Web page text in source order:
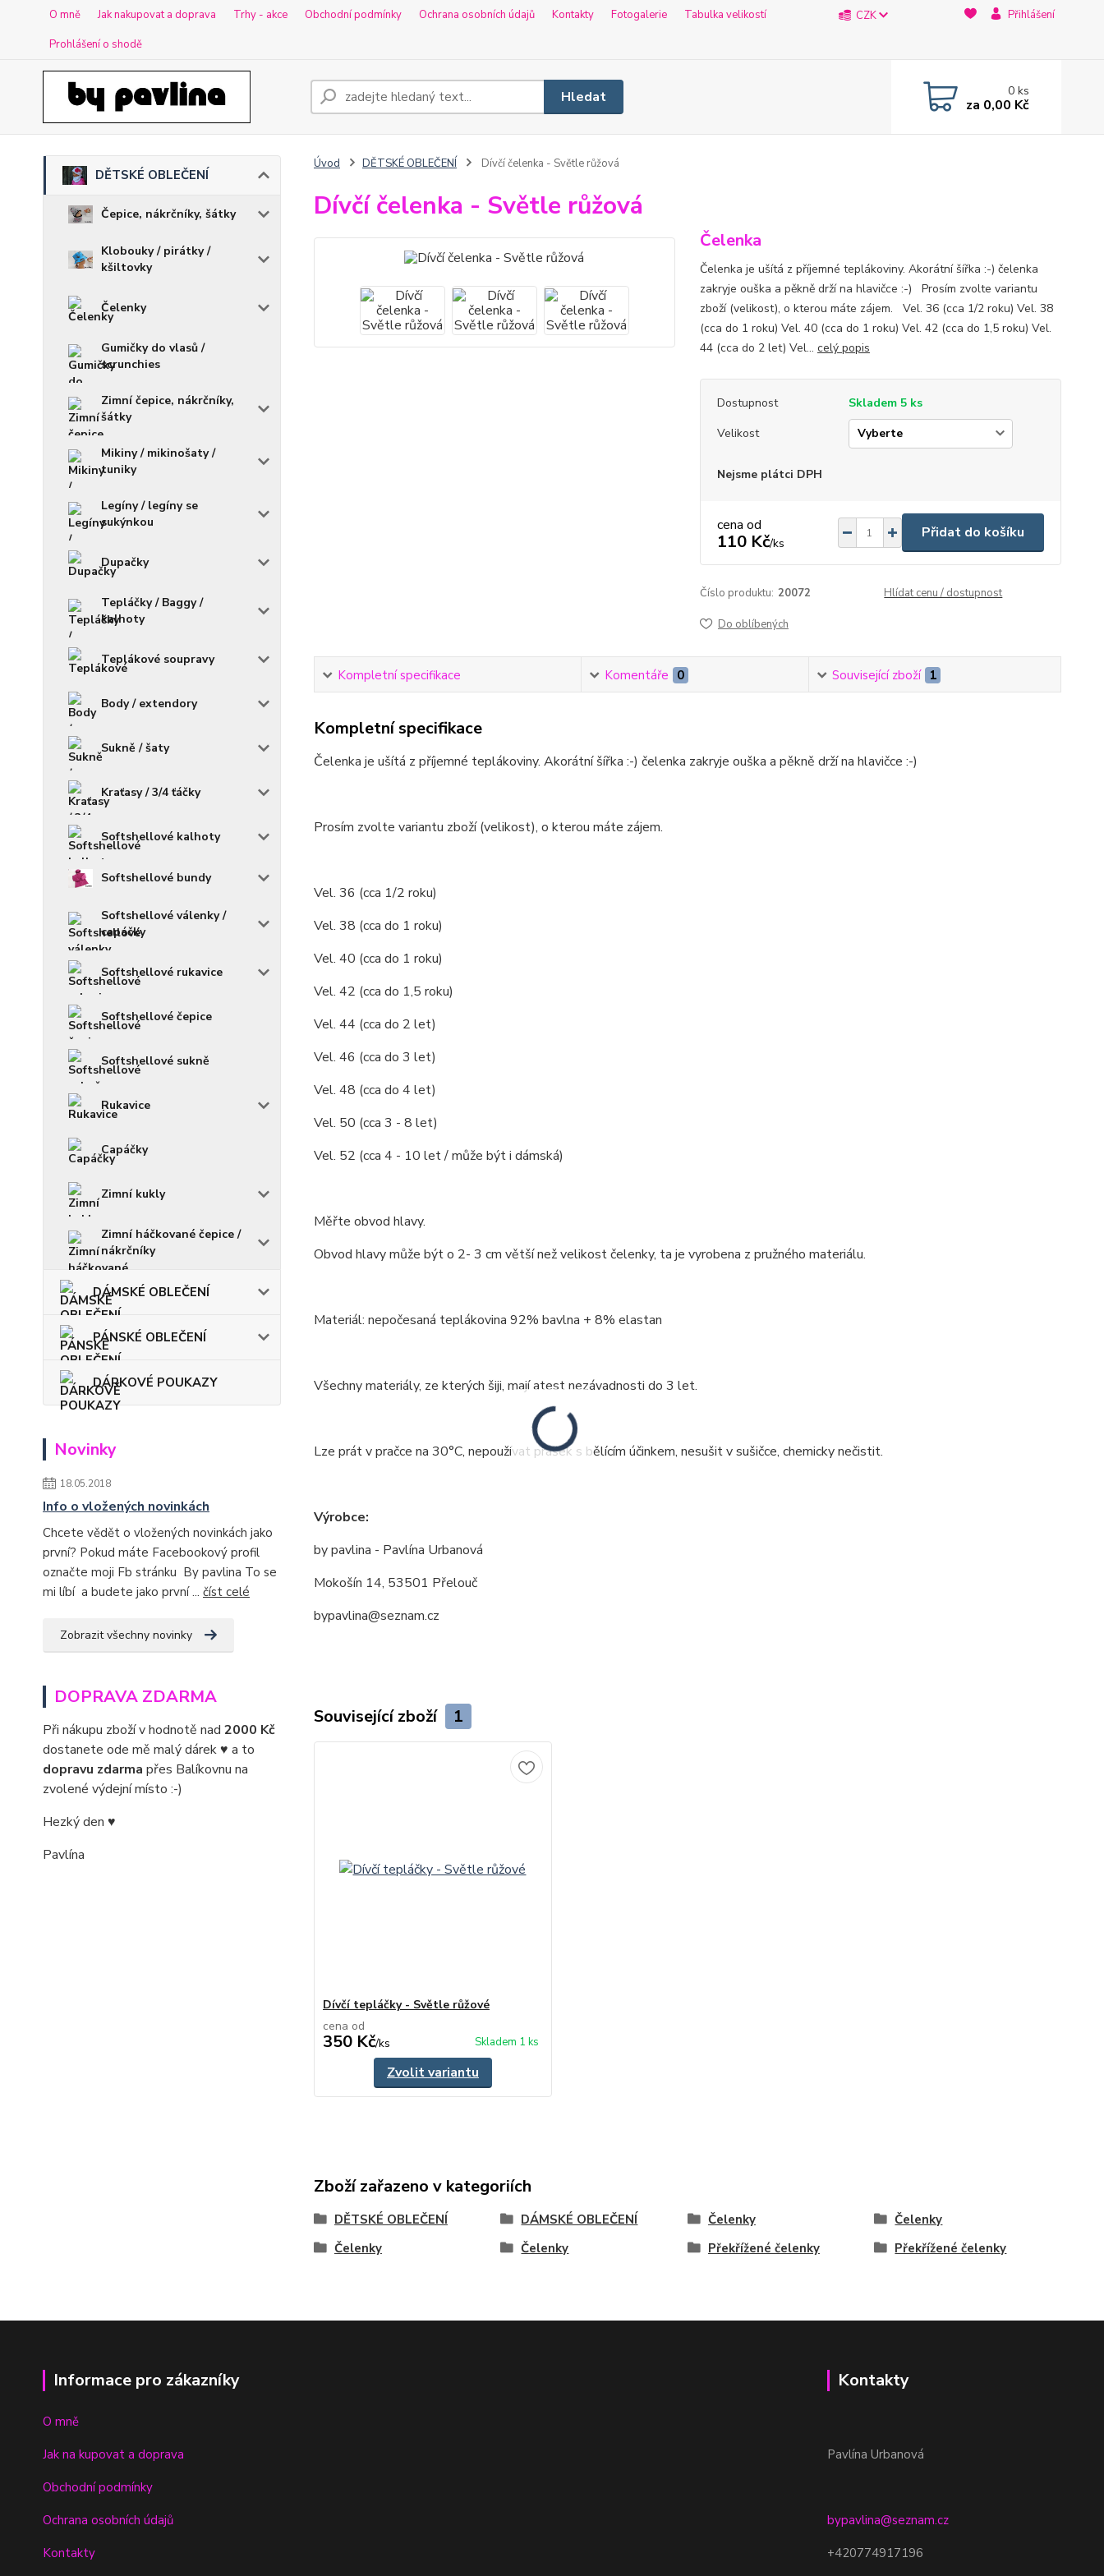
O mně Jak nakupovat a doprava Trhy - akce Obchodní podmínky Ochrana osobních údajů Kontakty Fotogalerie
Tabulka velikostí
Prohlášení o shodě
CZK Přihlášení
Hledat 0ks
za 0,00 Kč
DĚTSKÉ OBLEČENÍ
Čepice, nákrčníky, šátky
Klobouky / pirátky /
kšiltovky
Čelenky
Gumičky do vlasů /
scrunchies
Zimní čepice, nákrčníky,
šátky
Mikiny / mikinošaty /
tuniky
Legíny / legíny se
sukýnkou
Dupačky
Tepláčky / Baggy /
kalhoty
Teplákové soupravy
Body / extendory
Sukně / šaty
Kraťasy / 3/4 ťáčky
Softshellové kalhoty
Softshellové bundy
Softshellové válenky /
capáčky
Softshellové rukavice
Softshellové čepice
Softshellové sukně
Rukavice
Capáčky
Zimní kukly
Zimní háčkované čepice /
nákrčníky
DÁMSKÉ OBLEČENÍ
PÁNSKÉ OBLEČENÍ
DÁRKOVÉ POUKAZY
Novinky
18.05.2018
Info o vložených novinkách
Chcete vědět o vložených novinkách jako
první? Pokud máte Facebookový profil
označte moji Fb stránku By pavlina To se
mi líbí a budete jako první ... číst celé
Zobrazit všechny novinky
DOPRAVA ZDARMA
Při nákupu zboží v hodnotě nad 2000 Kč
dostanete ode mě malý dárek ♥ a to
dopravu zdarma přes Balíkovnu na
zvolené výdejní místo :-)
Hezký den ♥
Pavlína
Úvod DĚTSKÉ OBLEČENÍ Dívčí čelenka - Světle růžová
Dívčí čelenka - Světle růžová
Čelenka
Čelenka je ušítá z příjemné teplákoviny. Akorátní šířka :-) čelenka
zakryje ouška a pěkně drží na hlavičce :-) Prosím zvolte variantu
zboží (velikost), o kterou máte zájem. Vel. 36 (cca 1/2 roku) Vel. 38
(cca do 1 roku) Vel. 40 (cca do 1 roku) Vel. 42 (cca do 1,5 roku) Vel.
44 (cca do 2 let) Vel... celý popis
Dostupnost
Skladem 5 ks
Velikost
Nejsme plátci DPH
cena od
110 Kč/ks
Přidat do košíku
Číslo produktu: 20072 Hlídat cenu / dostupnost
Do oblíbených
Kompletní specifikace Komentáře 0 Související zboží 1
Kompletní specifikace
Čelenka je ušítá z příjemné teplákoviny. Akorátní šířka :-) čelenka zakryje ouška a pěkně drží na hlavičce :-)
Prosím zvolte variantu zboží (velikost), o kterou máte zájem.
Vel. 36 (cca 1/2 roku)
Vel. 38 (cca do 1 roku)
Vel. 40 (cca do 1 roku)
Vel. 42 (cca do 1,5 roku)
Vel. 44 (cca do 2 let)
Vel. 46 (cca do 3 let)
Vel. 48 (cca do 4 let)
Vel. 50 (cca 3 - 8 let)
Vel. 52 (cca 4 - 10 let / může být i dámská)
Měřte obvod hlavy.
Obvod hlavy může být o 2- 3 cm větší než velikost čelenky, ta je vyrobena z pružného materiálu.
Materiál: nepočesaná teplákovina 92% bavlna + 8% elastan
Všechny materiály, ze kterých šiji, mají atest nezávadnosti do 3 let.
Lze prát v pračce na 30°C, nepoužívat prášek s bělícím účinkem, nesušit v sušičce, chemicky nečistit.
Výrobce:
by pavlina - Pavlína Urbanová
Mokošín 14, 53501 Přelouč
bypavlina@seznam.cz
Související zboží 1
Dívčí tepláčky - Světle růžové
cena od
350 Kč/ks Skladem 1 ks
Zvolit variantu
Zboží zařazeno v kategoriích
DĚTSKÉ OBLEČENÍ DÁMSKÉ OBLEČENÍ Čelenky
Čelenky
Čelenky
Čelenky Překřížené čelenky Překřížené čelenky
Informace pro zákazníky
O mně
Jak na kupovat a doprava
Obchodní podmínky
Ochrana osobních údajů
Kontakty
Kontakty
Pavlína Urbanová
bypavlina@seznam.cz
+420774917196